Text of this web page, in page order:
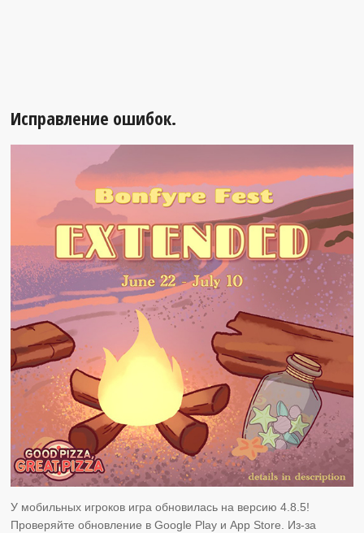
Исправление ошибок.
У мобильных игроков игра обновилась на версию 4.8.5!
Проверяйте обновление в Google Play и App Store. Из-за